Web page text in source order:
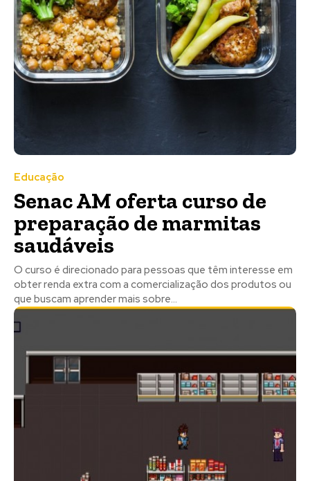
Educação
Senac AM oferta curso de
preparação de marmitas
saudáveis
O curso é direcionado para pessoas que têm interesse em
obter renda extra com a comercialização dos produtos ou
que buscam aprender mais sobre...